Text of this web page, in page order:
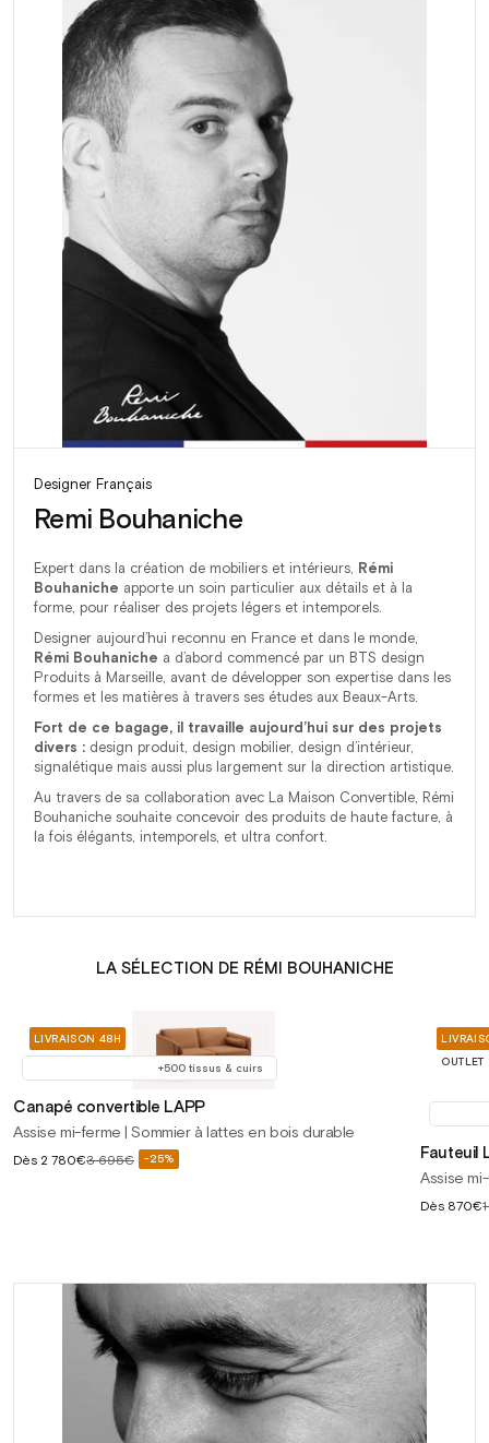
Designer Français
Remi Bouhaniche
Expert dans la création de mobiliers et intérieurs, Rémi
Bouhaniche apporte un soin particulier aux détails et à la
forme, pour réaliser des projets légers et intemporels.
Designer aujourd’hui reconnu en France et dans le monde,
Rémi Bouhaniche a d’abord commencé par un BTS design
Produits à Marseille, avant de développer son expertise dans les
formes et les matières à travers ses études aux Beaux-Arts.
Fort de ce bagage, il travaille aujourd’hui sur des projets
divers : design produit, design mobilier, design d’intérieur,
signalétique mais aussi plus largement sur la direction artistique.
Au travers de sa collaboration avec La Maison Convertible, Rémi
Bouhaniche souhaite concevoir des produits de haute facture, à
la fois élégants, intemporels, et ultra confort.
LA SÉLECTION DE RÉMI BOUHANICHE
+500 tissus & cuirs
LIVRAISON 48H
Canapé convertible LAPP
Assise mi-ferme | Sommier à lattes en bois durable
Prix
Dès 2 780€Prix
3 695€ -25%
OUTLET
Fauteuil
Assise
Prix
Dès 870€